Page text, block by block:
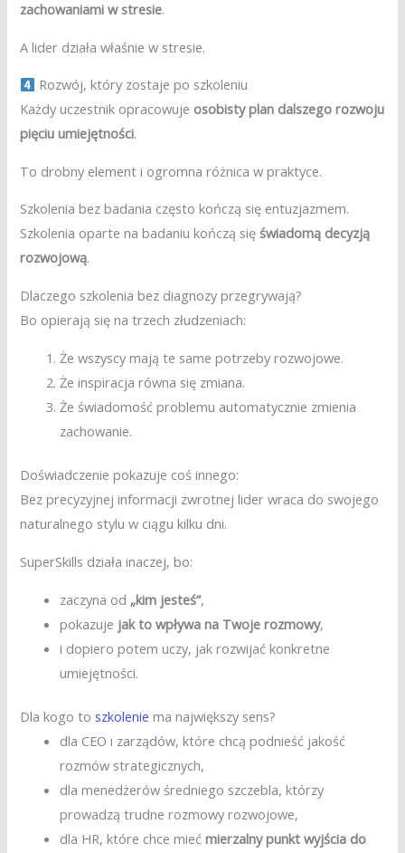
zachowaniami w stresie.
A lider działa właśnie w stresie.
Rozwój, który zostaje po szkoleniu
Każdy uczestnik opracowuje osobisty plan dalszego rozwoju
pięciu umiejętności.
To drobny element i ogromna różnica w praktyce.
Szkolenia bez badania często kończą się entuzjazmem.
Szkolenia oparte na badaniu kończą sięświadomą decyzją
rozwojową.
Dlaczego szkolenia bez diagnozy przegrywają?
Bo opierają się na trzech złudzeniach:
Że wszyscy mają te same potrzeby rozwojowe.
Że inspiracja równa się zmiana.
Że świadomość problemu automatycznie zmienia
zachowanie.
Doświadczenie pokazuje coś innego:
Bez precyzyjnej informacji zwrotnej lider wraca do swojego
naturalnego stylu w ciągu kilku dni.
SuperSkills działa inaczej, bo:
zaczyna od „kim jesteś”,
pokazuje jak to wpływa na Twoje rozmowy,
i dopiero potem uczy, jak rozwijać konkretne
umiejętności.
Dla kogo toszkolenie ma największy sens?
dla CEO i zarządów, które chcą podnieść jakość
rozmów strategicznych,
dla menedżerów średniego szczebla, którzy
prowadzą trudne rozmowy rozwojowe,
dla HR, które chce miećmierzalny punkt wyjścia do